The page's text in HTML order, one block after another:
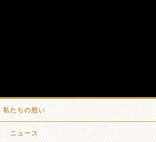
私たちの想い
ニュース